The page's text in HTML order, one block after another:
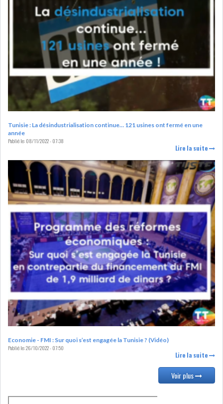
LOI DE FINANCE ENERGIE
MATIÈRES PREMIÈRES RATING
MÉDIAS EDUCATION
TOURISME
DONNÉES
HAUSSE DES RÉSERVES DE
DEVISES À 97 JOUR...
LE DÉFICIT COURANT SE
CREUSE À NOUVEAU,...
INS : L'INFLATION RECULE À
5,1% EN...
FONDATION POUR L...
RSS
Tunisie : La désindustrialisation continue… 121 usines ont fermé en une
année
Publié le:08/11/2022 - 07:38
Lire la suite
Economie - FMI : Sur quoi s’est engagée la Tunisie ? (Vidéo)
Publié le:26/10/2022 - 07:50
Lire la suite
Voir plus